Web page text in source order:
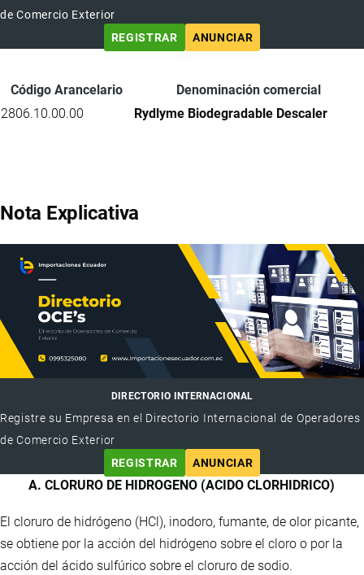
de Comercio Exterior
REGISTRAR
ANUNCIAR
Código Arancelario
Denominación comercial
2806.10.00.00
Rydlyme Biodegradable Descaler
Nota Explicativa
DIRECTORIO INTERNACIONAL
Registre su Empresa en el Directorio Internacional de Operadores
de Comercio Exterior
REGISTRAR
ANUNCIAR
A. CLORURO DE HIDROGENO (ACIDO CLORHIDRICO)
El cloruro de hidrógeno (HCl), inodoro, fumante, de olor picante,
se obtiene por la acción del hidrógeno sobre el cloro o por la
acción del ácido sulfúrico sobre el cloruro de sodio.